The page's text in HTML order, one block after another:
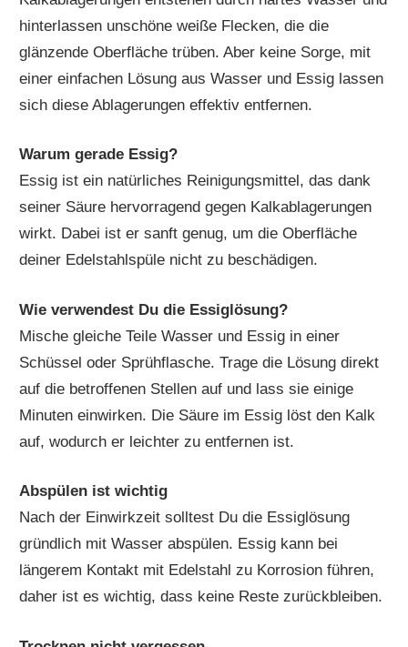
hinterlassen unschöne weiße Flecken, die die
glänzende Oberfläche trüben. Aber keine Sorge, mit
einer einfachen Lösung aus Wasser und Essig lassen
sich diese Ablagerungen effektiv entfernen.
Warum gerade Essig?
Essig ist ein natürliches Reinigungsmittel, das dank
seiner Säure hervorragend gegen Kalkablagerungen
wirkt. Dabei ist er sanft genug, um die Oberfläche
deiner Edelstahlspüle nicht zu beschädigen.
Wie verwendest Du die Essiglösung?
Mische gleiche Teile Wasser und Essig in einer
Schüssel oder Sprühflasche. Trage die Lösung direkt
auf die betroffenen Stellen auf und lass sie einige
Minuten einwirken. Die Säure im Essig löst den Kalk
auf, wodurch er leichter zu entfernen ist.
Abspülen ist wichtig
Nach der Einwirkzeit solltest Du die Essiglösung
gründlich mit Wasser abspülen. Essig kann bei
längerem Kontakt mit Edelstahl zu Korrosion führen,
daher ist es wichtig, dass keine Reste zurückbleiben.